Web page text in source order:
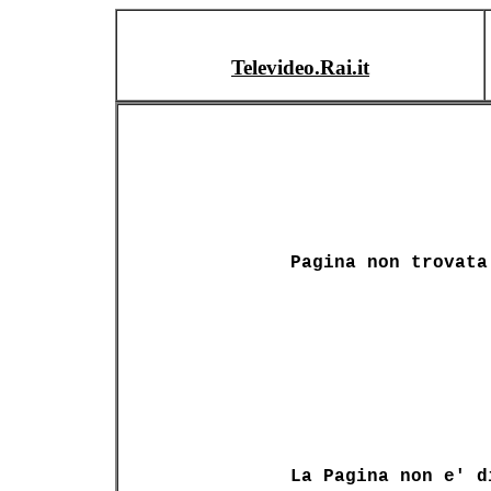
Televideo.Rai.it
Pagina non trovata
La Pagina non e'